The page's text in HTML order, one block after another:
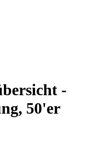
-
50'er